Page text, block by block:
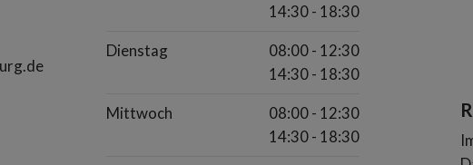
14:30 - 18:30
Dienstag
08:00 - 12:30
14:30 - 18:30
Mittwoch
08:00 - 12:30
14:30 - 18:30